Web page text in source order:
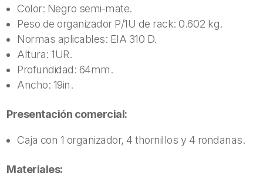
Color: Negro semi-mate.
Peso de organizador P/1U de rack: 0.602 kg.
Normas aplicables: EIA 310 D.
Altura: 1UR.
Profundidad: 64mm.
Ancho: 19in.
Presentación comercial:
Caja con 1 organizador, 4 thornillos y 4 rondanas.
Materiales: